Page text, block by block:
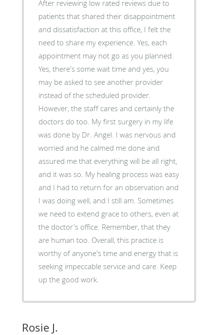
After reviewing low rated reviews due to
patients that shared their disappointment
and dissatisfaction at this office, I felt the
need to share my experience. Yes, each
appointment may not go as you planned.
Yes, there's some wait time and yes, you
may be asked to see another provider
instead of the scheduled provider.
However, the staff cares and certainly the
doctors do too. My first surgery in my life
was done by Dr. Angel. I was nervous and
worried and he calmed me done and
assured me that everything will be all right,
and it was so. My healing process was easy
and I had to return for an observation and
I was doing well, and I still am. Sometimes
we need to extend grace to others, even at
the doctor's office. Remember, that they
are human too. Overall, this practice is
worthy of anyone's time and energy that is
seeking impeccable service and care. Keep
up the good work.
Rosie J.